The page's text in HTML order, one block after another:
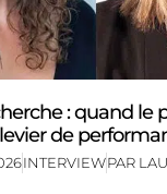
: quand le
levier de
INTERVIEWPAR